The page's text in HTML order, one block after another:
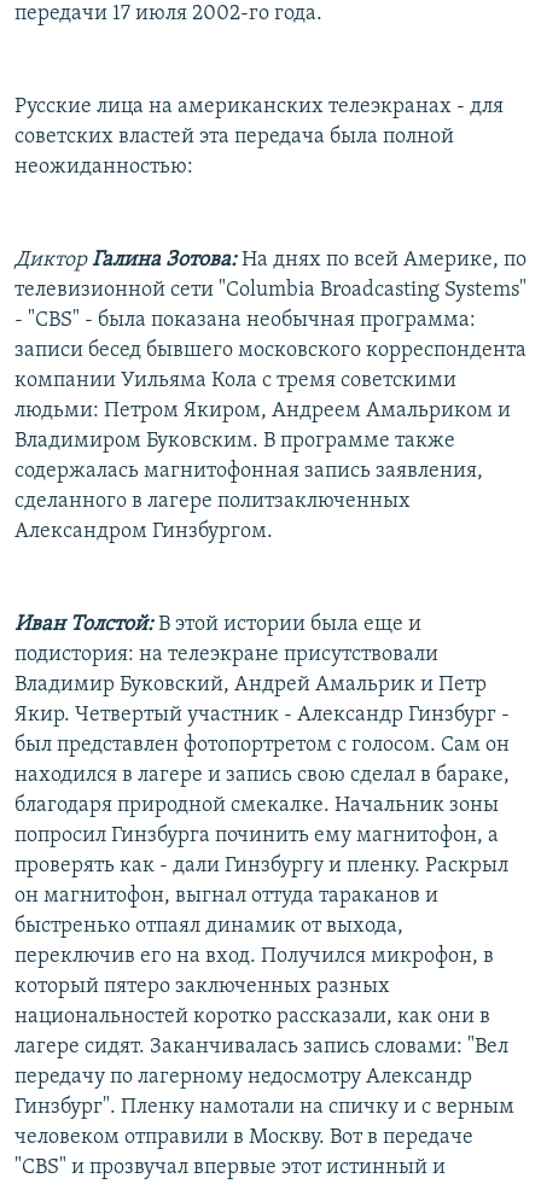
передачи 17 июля 2002-го года.
Русские лица на американских телеэкранах - для
советских властей эта передача была полной
неожиданностью:
ДикторГалина Зотова:На днях по всей Америке, по
телевизионной сети "Columbia Broadcasting Systems"
- "CBS" - была показана необычная программа:
записи бесед бывшего московского корреспондента
компании Уильяма Кола с тремя советскими
людьми: Петром Якиром, Андреем Амальриком и
Владимиром Буковским. В программе также
содержалась магнитофонная запись заявления,
сделанного в лагере политзаключенных
Александром Гинзбургом.
Иван Толстой:В этой истории была еще и
подистория: на телеэкране присутствовали
Владимир Буковский, Андрей Амальрик и Петр
Якир. Четвертый участник - Александр Гинзбург -
был представлен фотопортретом с голосом. Сам он
находился в лагере и запись свою сделал в бараке,
благодаря природной смекалке. Начальник зоны
попросил Гинзбурга починить ему магнитофон, а
проверять как - дали Гинзбургу и пленку. Раскрыл
он магнитофон, выгнал оттуда тараканов и
быстренько отпаял динамик от выхода,
переключив его на вход. Получился микрофон, в
который пятеро заключенных разных
национальностей коротко рассказали, как они в
лагере сидят. Заканчивалась запись словами: "Вел
передачу по лагерному недосмотру Александр
Гинзбург". Пленку намотали на спичку и с верным
человеком отправили в Москву. Вот в передаче
"CBS" и прозвучал впервые этот истинный и